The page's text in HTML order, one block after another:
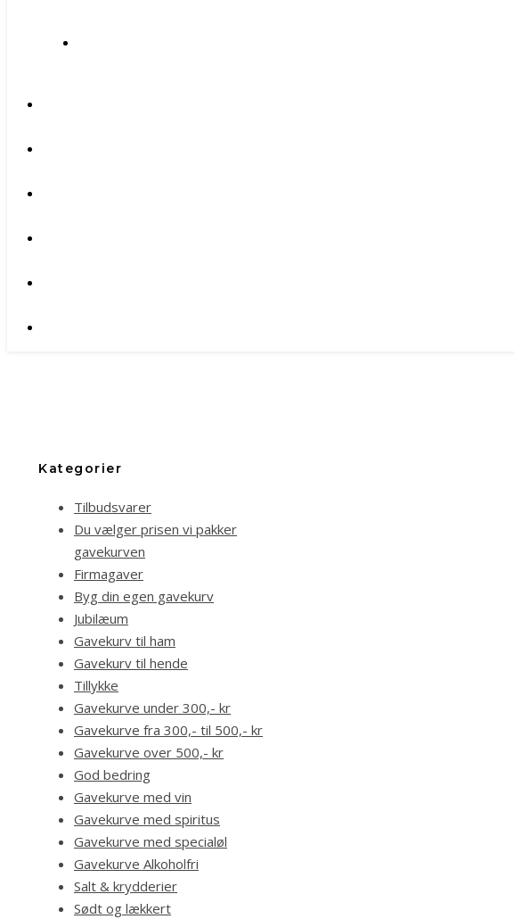
Kategorier
Tilbudsvarer
Du vælger prisen vi pakker
gavekurven
Firmagaver
Byg din egen gavekurv
Jubilæum
Gavekurv til ham
Gavekurv til hende
Tillykke
Gavekurve under 300,- kr
Gavekurve fra 300,- til 500,- kr
Gavekurve over 500,- kr
God bedring
Gavekurve med vin
Gavekurve med spiritus
Gavekurve med specialøl
Gavekurve Alkoholfri
Salt & krydderier
Sødt og lækkert